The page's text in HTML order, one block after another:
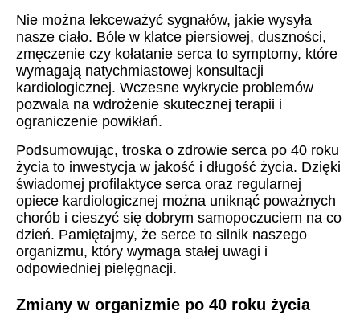
Nie można lekceważyć sygnałów, jakie wysyła
nasze ciało. Bóle w klatce piersiowej, duszności,
zmęczenie czy kołatanie serca to symptomy, które
wymagają natychmiastowej konsultacji
kardiologicznej. Wczesne wykrycie problemów
pozwala na wdrożenie skutecznej terapii i
ograniczenie powikłań.
Podsumowując, troska o zdrowie serca po 40 roku
życia to inwestycja w jakość i długość życia. Dzięki
świadomej profilaktyce serca oraz regularnej
opiece kardiologicznej można uniknąć poważnych
chorób i cieszyć się dobrym samopoczuciem na co
dzień. Pamiętajmy, że serce to silnik naszego
organizmu, który wymaga stałej uwagi i
odpowiedniej pielęgnacji.
Zmiany w organizmie po 40 roku życia